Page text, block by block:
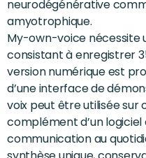
neurodégénérative
amyotrophique.
My-own-voice nécessite
consistant à enregistrer
version numérique est
d’une interface de
voix peut être utilisée
complément d’un
communication au